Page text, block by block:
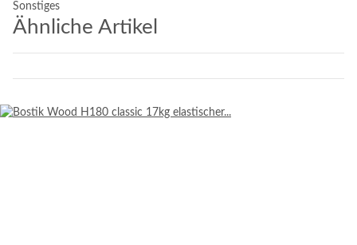
Sonstiges
Ähnliche Artikel